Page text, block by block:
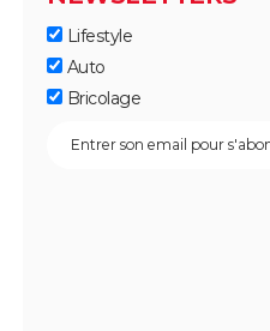
Lifestyle
Auto
Bricolage